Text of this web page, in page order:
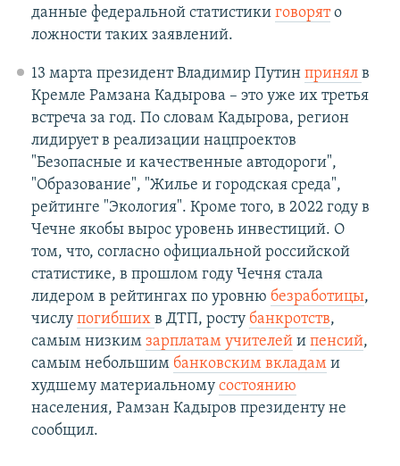
данные федеральной статистики говорято
ложности таких заявлений.
13 марта президент Владимир Путин принял в
Кремле Рамзана Кадырова – это уже их третья
встреча за год. По словам Кадырова, регион
лидирует в реализации нацпроектов
"Безопасные и качественные автодороги",
"Образование", "Жилье и городская среда",
рейтинге "Экология". Кроме того, в 2022 году в
Чечне якобы вырос уровень инвестиций. О
том, что, согласно официальной российской
статистике, в прошлом году Чечня стала
лидером в рейтингах по уровню безработицы,
числу погибших в ДТП, росту банкротств,
самым низким зарплатам учителейи пенсий,
самым небольшим банковским вкладами
худшему материальному состоянию
населения, Рамзан Кадыров президенту не
сообщил.